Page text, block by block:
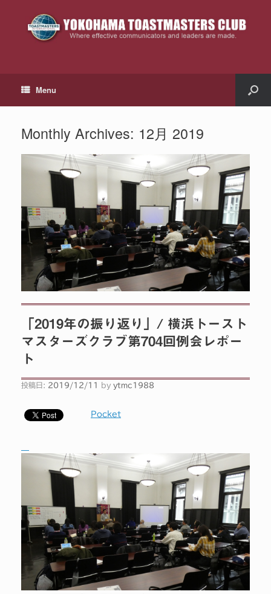
Menu
Monthly Archives: 12月 2019
「2019年の振り返り」/ 横浜トースト
マスターズクラブ第704回例会レポー
ト
投稿日: 2019/12/11 by ytmc1988
Pocket